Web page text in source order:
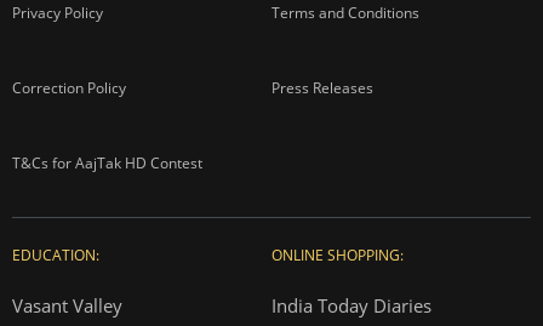
Privacy Policy Terms and Conditions
Correction Policy Press Releases
T&Cs for AajTak HD Contest
EDUCATION:
Vasant Valley
ONLINE SHOPPING:
India Today Diaries